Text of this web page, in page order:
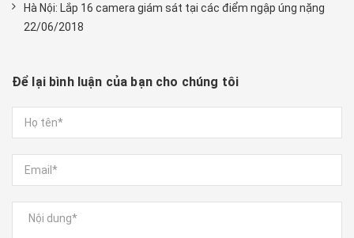
Hà Nội: Lắp 16 camera giám sát tại các điểm ngập úng nặng
22/06/2018
Để lại bình luận của bạn cho chúng tôi